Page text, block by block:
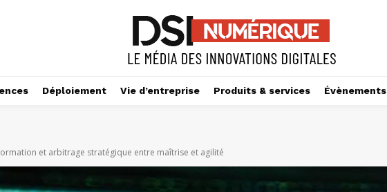
Déploiement Vie d’entreprise Produits & services Évènements
et arbitrage stratégique entre maîtrise et agilité